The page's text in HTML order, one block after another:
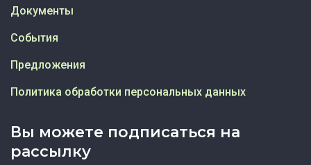
Вы можете подписаться на
рассылку
Документы
События
Предложения
Политика обработки персональных данных